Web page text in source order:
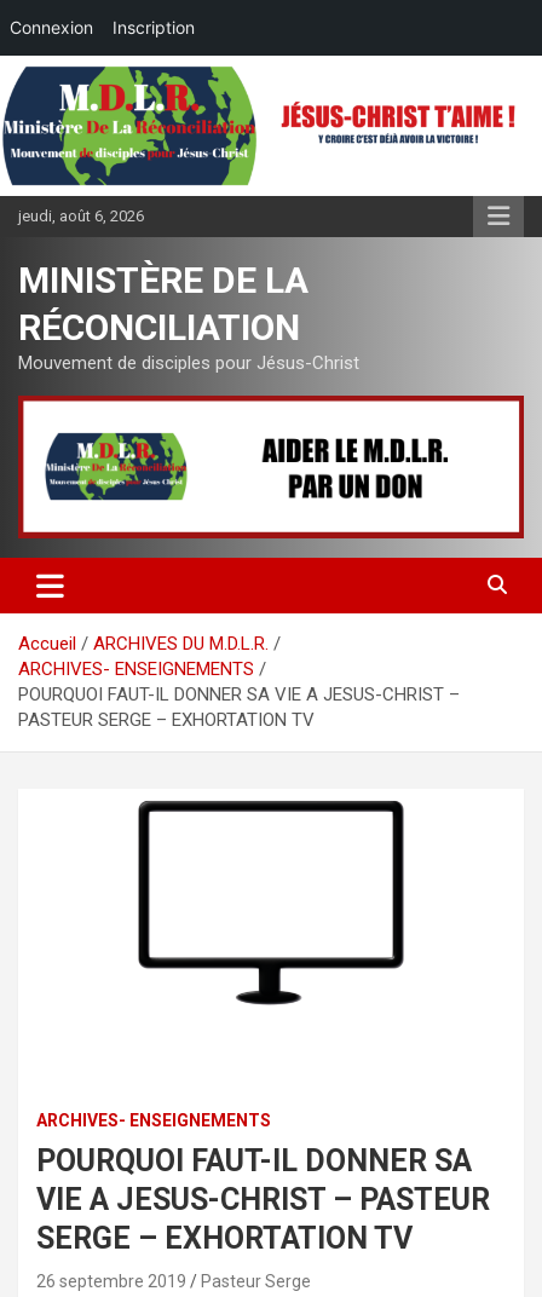
Connexion Inscription
Aller
au
contenu
jeudi, août 6, 2026
MINISTÈRE DE LA
RÉCONCILIATION
Mouvement de disciples pour Jésus-Christ
Accueil
ARCHIVES DU M.D.L.R.
ARCHIVES- ENSEIGNEMENTS
POURQUOI FAUT-IL DONNER SA VIE A JESUS-CHRIST –
PASTEUR SERGE – EXHORTATION TV
ARCHIVES- ENSEIGNEMENTS
POURQUOI FAUT-IL DONNER SA
VIE A JESUS-CHRIST – PASTEUR
SERGE – EXHORTATION TV
26 septembre 2019 Pasteur Serge